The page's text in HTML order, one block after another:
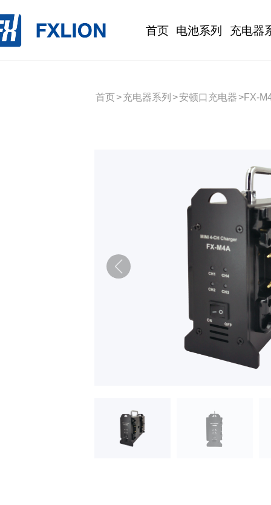
首页 电池系列 充电器
首页>充电器系列 >安顿口充电器 >FX-